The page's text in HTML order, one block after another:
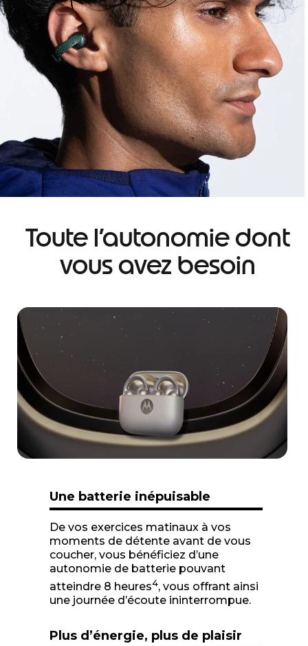
Toute l’autonomie dont
vous avez besoin
m
Une batterie inépuisable
De vos exercices matinaux à vos
moments de détente avant de vous
coucher, vous bénéficiez d’une
autonomie de batterie pouvant
atteindre 8 heures4, vous offrant ainsi
une journée d’écoute ininterrompue.
Plus d’énergie, plus de plaisir